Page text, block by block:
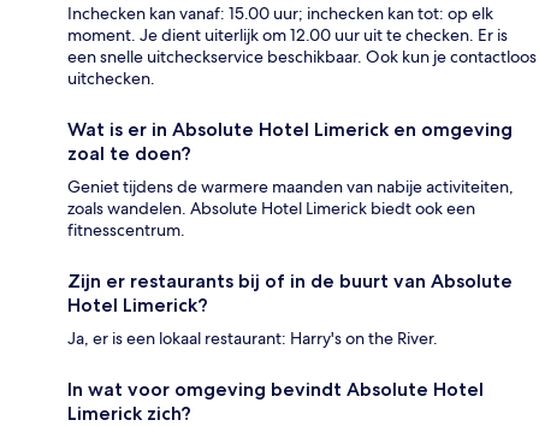
Inchecken kan vanaf: 15.00 uur; inchecken kan tot: op elk
moment. Je dient uiterlijk om 12.00 uur uit te checken. Er is
een snelle uitcheckservice beschikbaar. Ook kun je contactloos
uitchecken.
Wat is er in Absolute Hotel Limerick en omgeving
zoal te doen?
Geniet tijdens de warmere maanden van nabije activiteiten,
zoals wandelen. Absolute Hotel Limerick biedt ook een
fitnesscentrum.
Zijn er restaurants bij of in de buurt van Absolute
Hotel Limerick?
Ja, er is een lokaal restaurant: Harry's on the River.
In wat voor omgeving bevindt Absolute Hotel
Limerick zich?